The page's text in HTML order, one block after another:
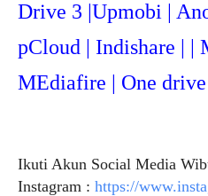
Drive 3 |Upmobi |
pCloud | Indishare | |
MEdiafire | One
Ikuti Akun Social Media
Instagram : https://